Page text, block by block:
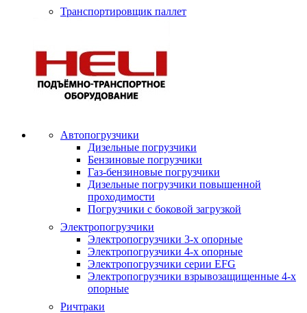
Транспортировщик паллет
Автопогрузчики
Дизельные погрузчики
Бензиновые погрузчики
Газ-бензиновые погрузчики
Дизельные погрузчики повышенной
проходимости
Погрузчики с боковой загрузкой
Электропогрузчики
Электропогрузчики 3-х опорные
Электропогрузчики 4-х опорные
Электропогрузчики серии EFG
Электропогрузчики взрывозащищенные 4-х
опорные
Ричтраки